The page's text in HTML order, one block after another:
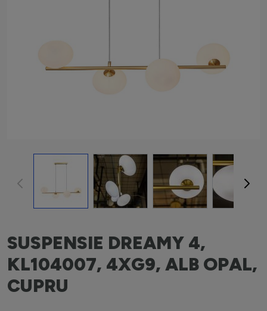
View larger imageView larger imageView larger image
SUSPENSIE DREAMY 4,
KL104007, 4XG9, ALB OPAL,
CUPRU